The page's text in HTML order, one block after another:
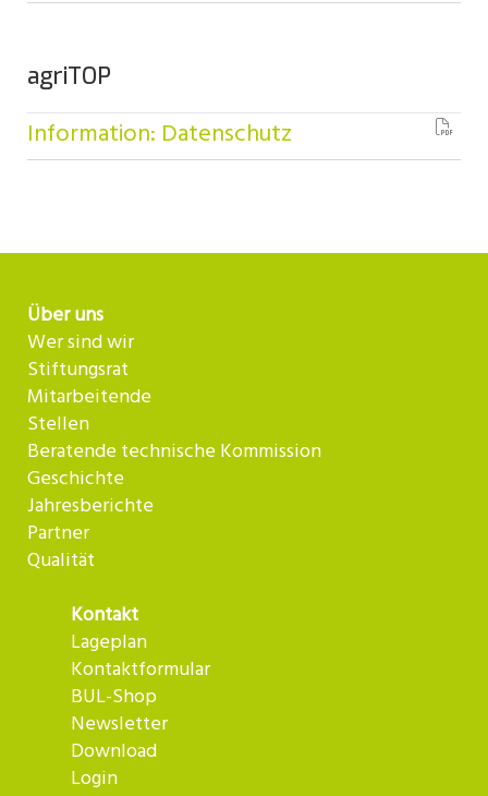
agriTOP
Information: Datenschutz
Über uns
Wer sind wir
Stiftungsrat
Mitarbeitende
Stellen
Beratende technische Kommission
Geschichte
Jahresberichte
Partner
Qualität
Kontakt
Lageplan
Kontaktformular
BUL-Shop
Newsletter
Download
Login